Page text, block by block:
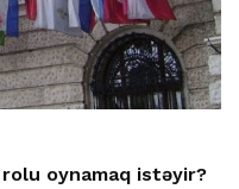
rolu oynamaq istəyir?